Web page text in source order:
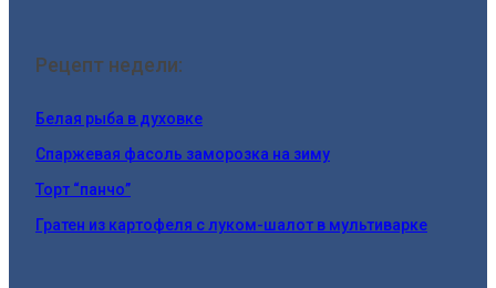
Рецепт недели:
Белая рыба в духовке
Спаржевая фасоль заморозка на зиму
Торт “панчо”
Гратен из картофеля с луком-шалот в мультиварке